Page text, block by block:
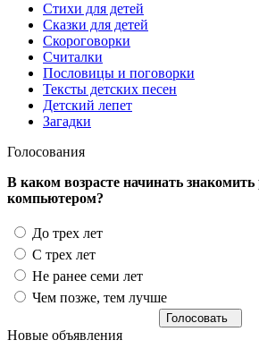
Стихи для детей
Сказки для детей
Скороговорки
Считалки
Пословицы и поговорки
Тексты детских песен
Детский лепет
Загадки
Голосования
В каком возрасте начинать знакомить
компьютером?
До трех лет
С трех лет
Не ранее семи лет
Чем позже, тем лучше
Новые объявления